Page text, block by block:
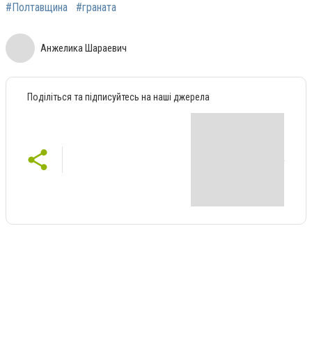
#Полтавщина #граната
Анжелика Шараевич
Поділіться та підписуйтесь на наші джерела